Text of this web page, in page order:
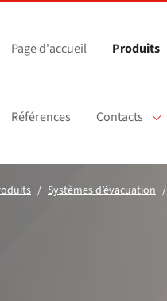
Page d'accueil Produits
Références Contacts
Systèmes d’évacuation